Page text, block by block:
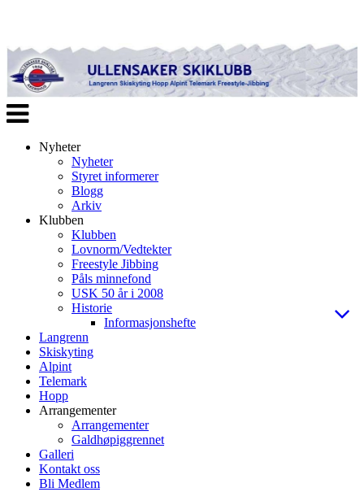
Veksle
navigasjon
Nyheter
Nyheter
Styret informerer
Blogg
Arkiv
Klubben
Klubben
Lovnorm/Vedtekter
Freestyle Jibbing
Påls minnefond
USK 50 år i 2008
Historie
Informasjonshefte
Langrenn
Skiskyting
Alpint
Telemark
Hopp
Arrangementer
Arrangementer
Galdhøpiggrennet
Galleri
Kontakt oss
Bli Medlem